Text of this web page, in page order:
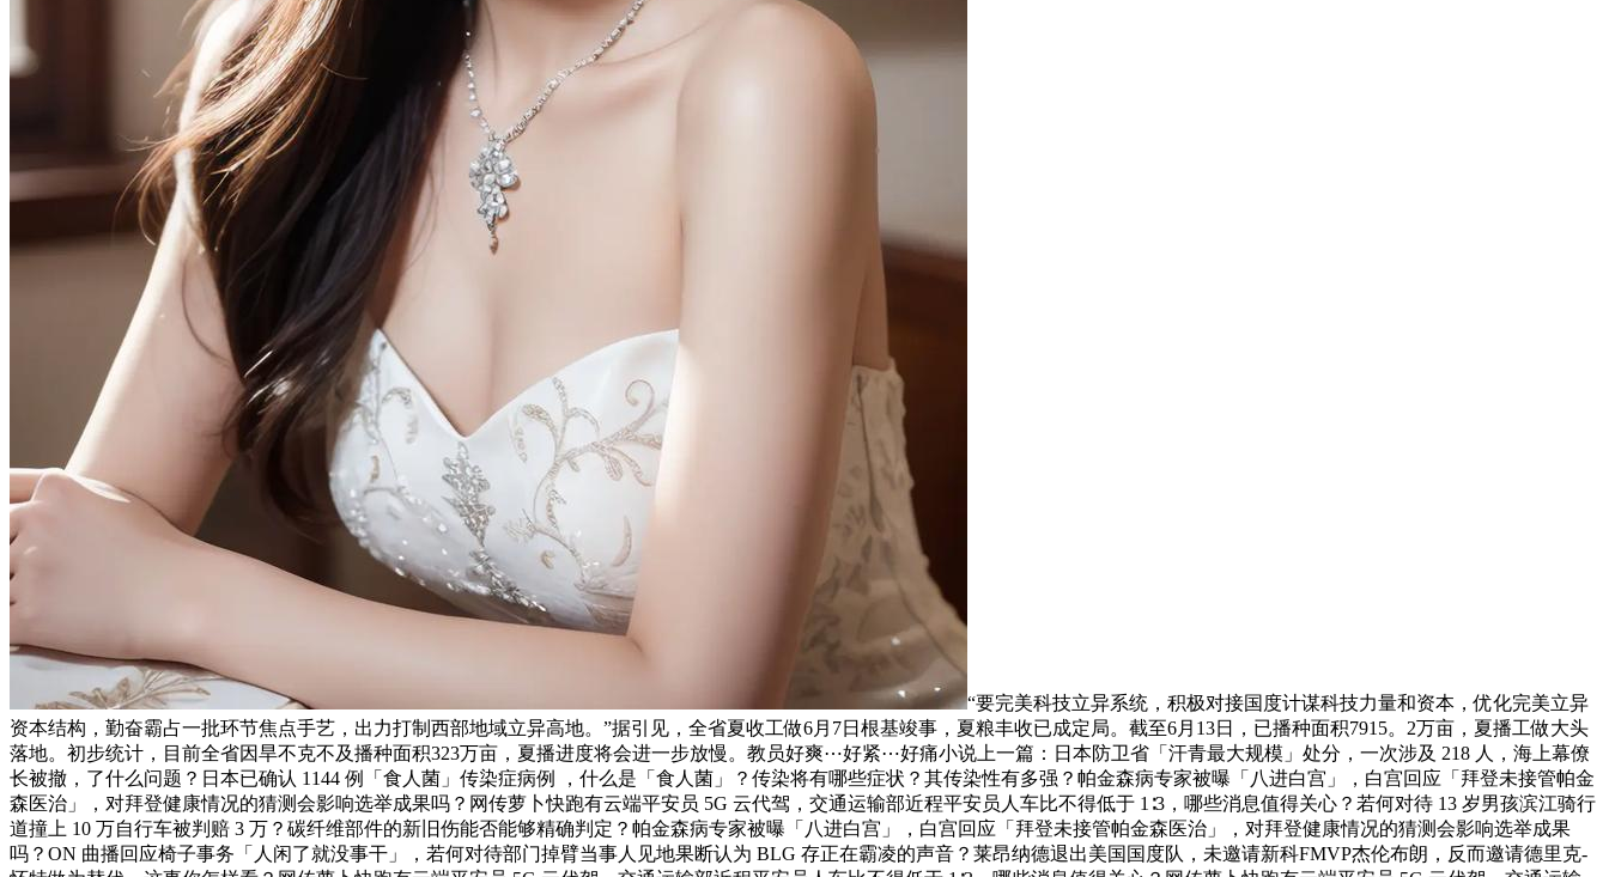
“要完美科技立异系统，积极对接国度计谋科技力量和资本，优化完美立异
资本结构，勤奋霸占一批环节焦点手艺，出力打制西部地域立异高地。”据引见，全省夏收工做6月7日根基竣事，夏粮丰收已成定局。截至6月13日，已播种面积7915。2万亩，夏播工做大头
落地。初步统计，目前全省因旱不克不及播种面积323万亩，夏播进度将会进一步放慢。教员好爽⋯好紧⋯好痛小说上一篇：日本防卫省「汗青最大规模」处分，一次涉及 218 人，海上幕僚
长被撤，了什么问题？日本已确认 1144 例「食人菌」传染症病例 ，什么是「食人菌」？传染将有哪些症状？其传染性有多强？帕金森病专家被曝「八进白宫」，白宫回应「拜登未接管帕金
森医治」，对拜登健康情况的猜测会影响选举成果吗？网传萝卜快跑有云端平安员 5G 云代驾，交通运输部近程平安员人车比不得低于 1∶3，哪些消息值得关心？若何对待 13 岁男孩滨江骑行
道撞上 10 万自行车被判赔 3 万？碳纤维部件的新旧伤能否能够精确判定？帕金森病专家被曝「八进白宫」，白宫回应「拜登未接管帕金森医治」，对拜登健康情况的猜测会影响选举成果
吗？ON 曲播回应椅子事务「人闲了就没事干」，若何对待部门掉臂当事人见地果断认为 BLG 存正在霸凌的声音？莱昂纳德退出美国国度队，未邀请新科FMVP杰伦布朗，反而邀请德里克-